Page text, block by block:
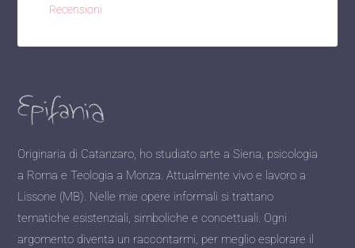
Recensioni
Originaria di Catanzaro, ho studiato arte a Siena, psicologia
a Roma e Teologia a Monza. Attualmente vivo e lavoro a
Lissone (MB). Nelle mie opere informali si trattano
tematiche esistenziali, simboliche e concettuali. Ogni
argomento diventa un raccontarmi, per meglio esplorare il